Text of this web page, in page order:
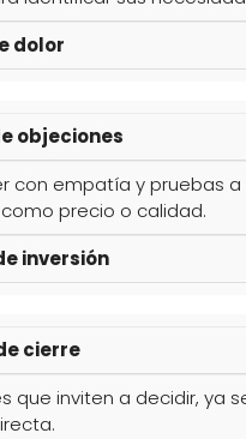
dolor
objeciones
con empatía y pruebas a
precio o calidad.
inversión
cierre
que inviten a decidir, ya